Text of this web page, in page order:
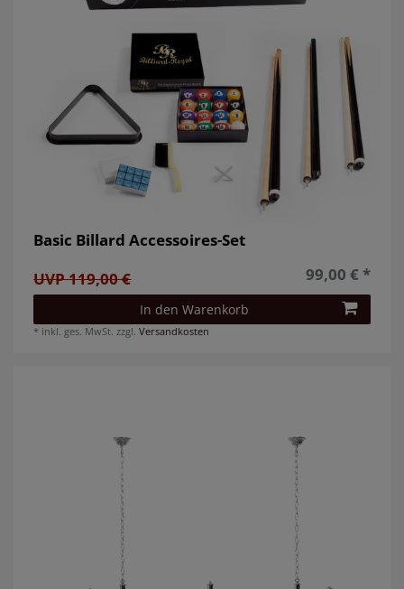
Basic Billard Accessoires-Set
UVP 119,00 €
99,00 € *
In den Warenkorb
* inkl. ges. MwSt. zzgl.Versandkosten